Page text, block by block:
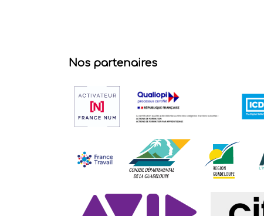
Nos partenaires